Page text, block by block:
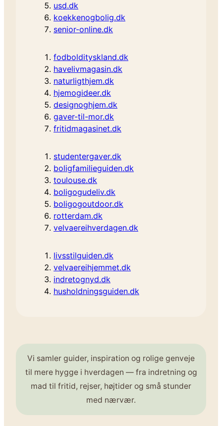
usd.dk
koekkenogbolig.dk
senior-online.dk
fodboldityskland.dk
havelivmagasin.dk
naturligthjem.dk
hjemogideer.dk
designoghjem.dk
gaver-til-mor.dk
fritidmagasinet.dk
studentergaver.dk
boligfamilieguiden.dk
toulouse.dk
boligogudeliv.dk
boligogoutdoor.dk
rotterdam.dk
velvaereihverdagen.dk
livsstilguiden.dk
velvaereihjemmet.dk
indretognyd.dk
husholdningsguiden.dk
Vi samler guider, inspiration og rolige genveje
til mere hygge i hverdagen — fra indretning og
mad til fritid, rejser, højtider og små stunder
med nærvær.